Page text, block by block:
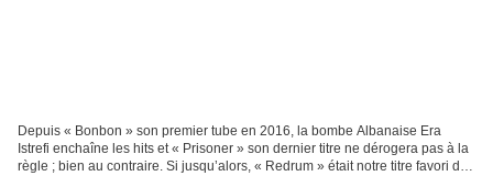
Depuis « Bonbon » son premier tube en 2016, la bombe Albanaise Era
Istrefi enchaîne les hits et « Prisoner » son dernier titre ne dérogera pas à la
règle ; bien au contraire. Si jusqu’alors, « Redrum » était notre titre favori de